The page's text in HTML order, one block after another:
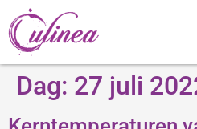
Dag: 27 juli